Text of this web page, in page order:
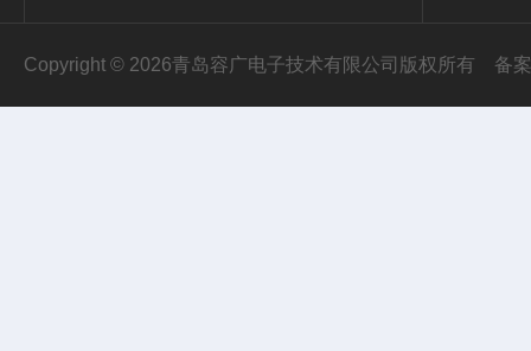
Copyright © 2026青岛容广电子技术有限公司版权所有 备